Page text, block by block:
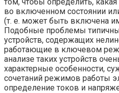
во включенном состоянии
(т. е. может быть включена
Подобные проблемы
устройств, содержащих
работающие в ключевом
анализе таких устройств
характерные особенности,
сочетаний режимов работы
определение токов и